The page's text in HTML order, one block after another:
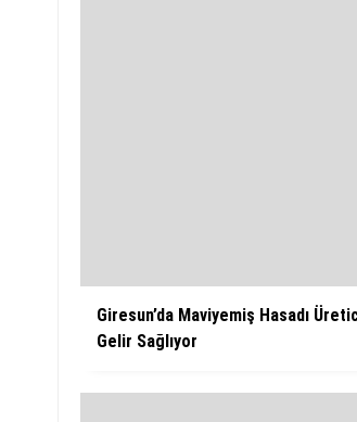
Giresun’da Maviyemiş Hasadı
Gelir Sağlıyor